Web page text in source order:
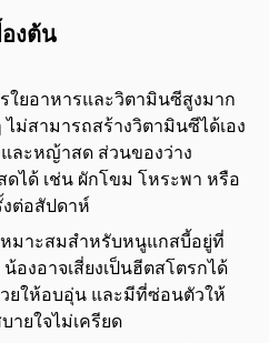
งต้น
ใยอาหารและวิตามินซีสูงมาก
ไม่สามารถสร้างวิตามินซีได้เอง
ละหญ้าสด ส่วนของว่าง
ได้ เช่น ผักโขม โหระพา หรือ
ต่อสัปดาห์
มาะสมสำหรับหนูแกสบี้อยู่ที่
องอาจเสี่ยงเป็นฮีตสโตรกได้
ยให้อบอุ่น และมีที่ซ่อนตัวให้
ายใจไม่เครียด